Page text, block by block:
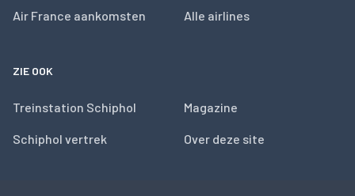
Air France aankomsten Alle airlines
ZIE OOK
Treinstation Schiphol
Schiphol vertrek
Magazine
Over deze site